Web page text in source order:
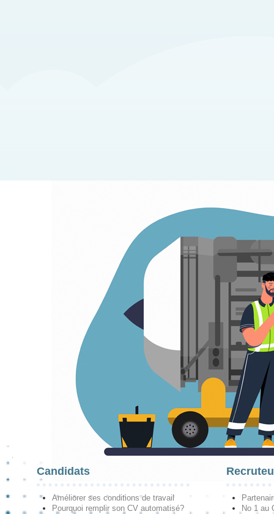
Candidats
Améliorer ses conditions de travail
Pourquoi remplir son CV automatisé?
No 1 au